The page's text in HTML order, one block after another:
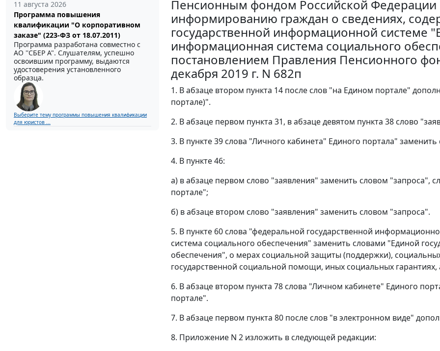
11 августа 2026
Программа повышения
квалификации "О корпоративном
заказе" (223-ФЗ от 18.07.2011)
Программа разработана совместно с
АО ''СБЕР А". Слушателям, успешно
освоившим программу, выдаются
удостоверения установленного
образца.
Выберите тему программы повышения квалификации
для юристов ...
Пенсионным фондом Российской Федерации
информированию граждан о сведениях,
государственной информационной системе
информационная система социального
постановлением Правления Пенсионного
декабря 2019 г. N 682п
1. В абзаце втором пункта 14 после слов "на Едином портале"
портале)".
2. В абзаце первом пункта 31, в абзаце девятом пункта 38 слово
3. В пункте 39 слова "Личного кабинета" Единого портала"
4. В пункте 46:
а) в абзаце первом слово "заявления" заменить словом "запроса",
портале";
б) в абзаце втором слово "заявления" заменить словом "запроса".
5. В пункте 60 слова "федеральной государственной
система социального обеспечения" заменить словами "Единой
обеспечения", о мерах социальной защиты (поддержки),
государственной социальной помощи, иных социальных
6. В абзаце втором пункта 78 слова "Личном кабинете" Единого
портале".
7. В абзаце первом пункта 80 после слов "в электронном виде"
8. Приложение N 2 изложить в следующей редакции: